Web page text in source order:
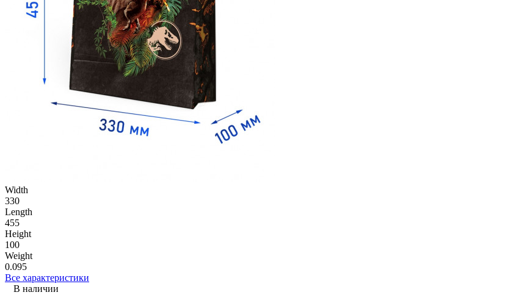
Width
330
Length
455
Height
100
Weight
0.095
Все характеристики
В наличии